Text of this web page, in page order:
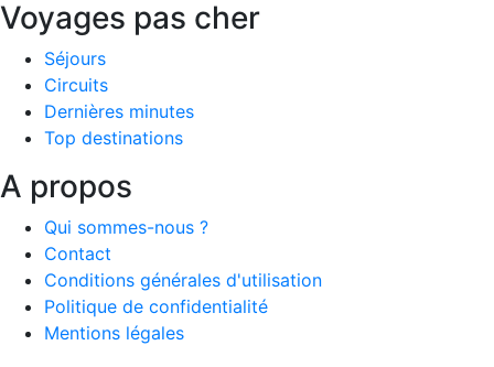
Voyages pas cher
Séjours
Circuits
Dernières minutes
Top destinations
A propos
Qui sommes-nous ?
Contact
Conditions générales d'utilisation
Politique de confidentialité
Mentions légales